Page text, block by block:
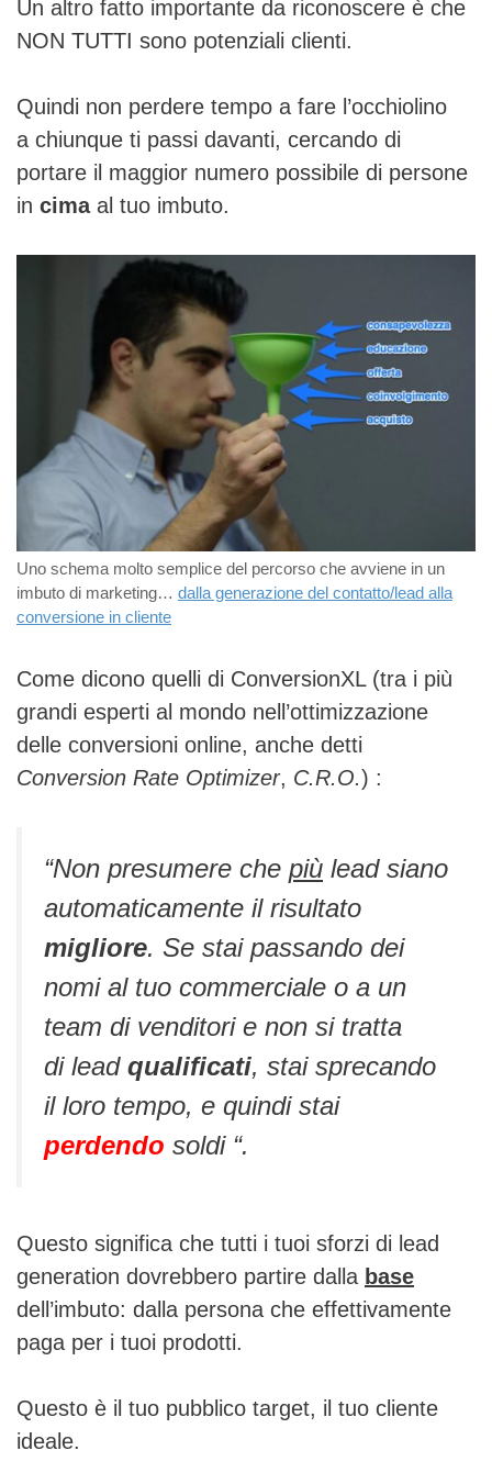
Un altro fatto importante da riconoscere è che
NON TUTTI sono potenziali clienti.
Quindi non perdere tempo a fare l’occhiolino
a chiunque ti passi davanti, cercando di
portare il maggior numero possibile di persone
in cimaal tuo imbuto.
Uno schema molto semplice del percorso che avviene in un
imbuto di marketing… dalla generazione del contatto/lead alla
conversione in cliente
Come dicono quelli di ConversionXL (tra i più
grandi esperti al mondo nell’ottimizzazione
delle conversioni online, anche detti
Conversion Rate Optimizer, C.R.O.) :
“Non presumere che più lead siano
automaticamente il risultato
migliore. Se stai passando dei
nomi al tuo commerciale o a un
team di venditori e non si tratta
di lead qualificati, stai sprecando
il loro tempo, e quindi stai
perdendo soldi “.
Questo significa che tutti i tuoi sforzi di lead
generation dovrebbero partire dalla base
dell’imbuto: dalla persona che effettivamente
paga per i tuoi prodotti.
Questo è il tuo pubblico target, il tuo cliente
ideale.